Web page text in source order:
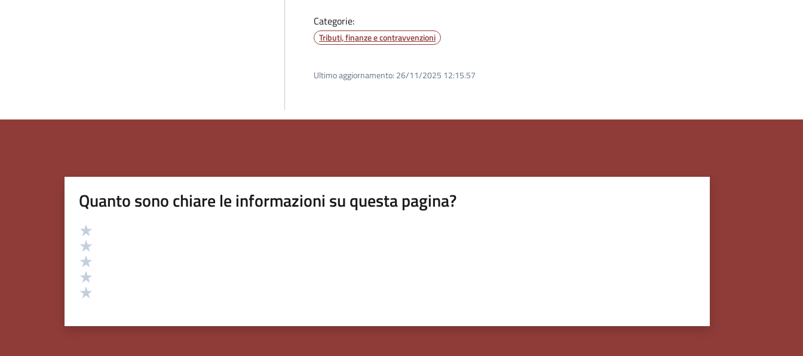
Categorie:
Tributi, finanze e contravvenzioni
Ultimo aggiornamento: 26/11/2025 12:15.57
Quanto sono chiare le informazioni su questa pagina?
Valutazione